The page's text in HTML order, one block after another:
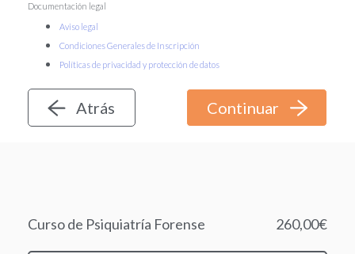
Documentación legal
Aviso legal
Condiciones Generales de Inscripción
Políticas de privacidad y protección de datos
Atrás
Curso de Psiquiatría Forense 260,00€